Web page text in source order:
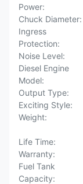
Power:
Chuck Diameter:
Ingress
Protection:
Noise Level:
Diesel Engine
Model:
Output Type:
Exciting Style:
Weight:
Life Time:
Warranty:
Fuel Tank
Capacity: